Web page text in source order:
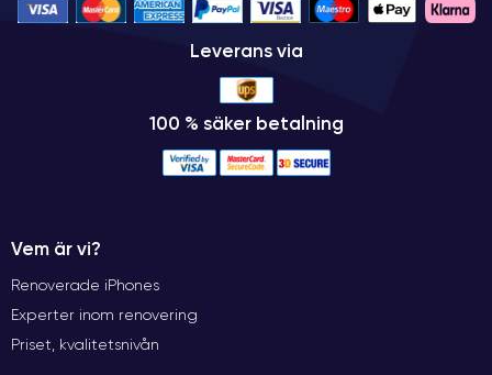
Leverans via
100 % säker betalning
Vem är vi?
Renoverade iPhones
Experter inom renovering
Priset, kvalitetsnivån